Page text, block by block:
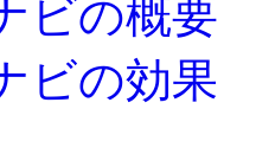
ビの概要
ビの効果